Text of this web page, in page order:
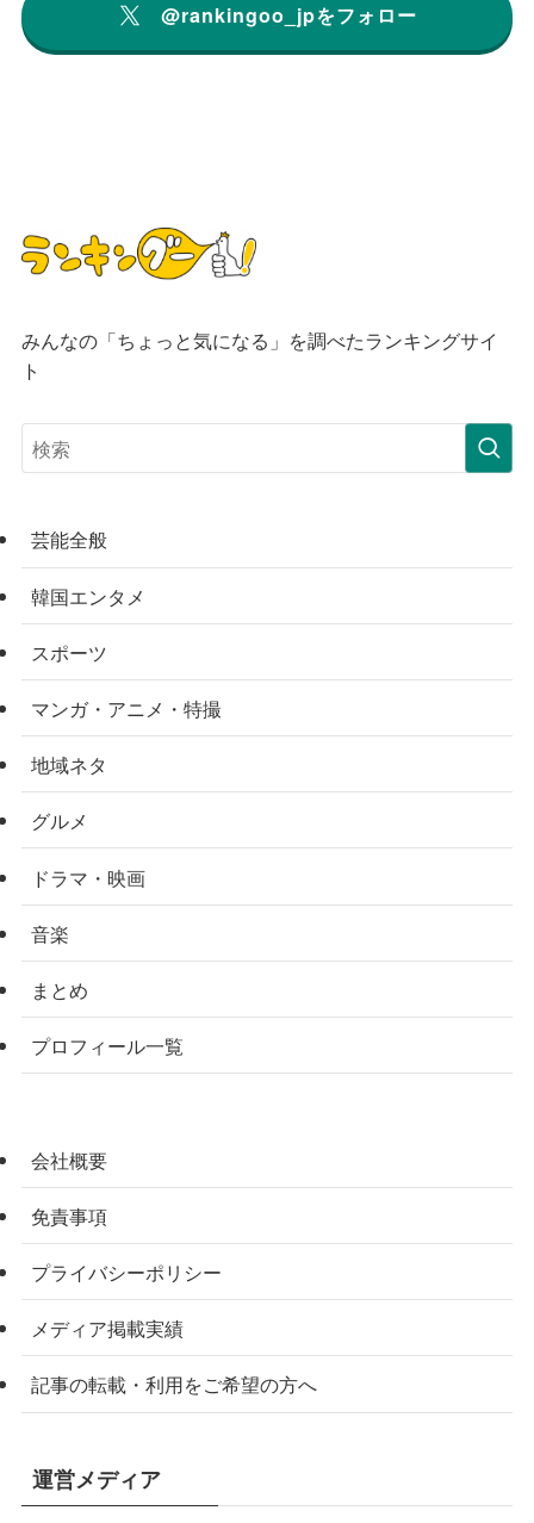
@rankingoo_jpをフォロー
みんなの「ちょっと気になる」を調べたランキングサイ
ト
芸能全般
韓国エンタメ
スポーツ
マンガ・アニメ・特撮
地域ネタ
グルメ
ドラマ・映画
音楽
まとめ
プロフィール一覧
会社概要
免責事項
プライバシーポリシー
メディア掲載実績
記事の転載・利用をご希望の方へ
運営メディア